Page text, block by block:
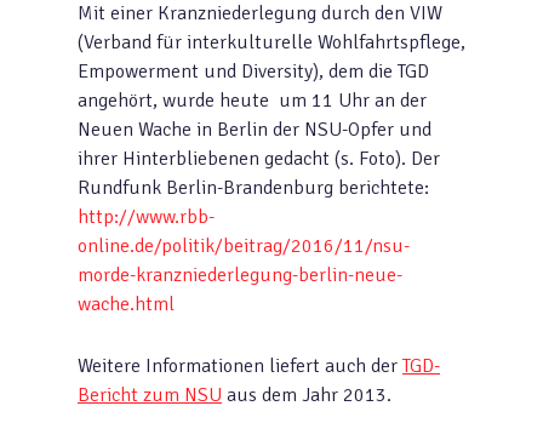
Mit einer Kranzniederlegung durch den VIW
(Verband für interkulturelle Wohlfahrtspflege,
Empowerment und Diversity), dem die TGD
angehört, wurde heute um 11 Uhr an der
Neuen Wache in Berlin der NSU-Opfer und
ihrer Hinterbliebenen gedacht (s. Foto). Der
Rundfunk Berlin-Brandenburg berichtete:
http://www.rbb-
online.de/politik/beitrag/2016/11/nsu-
morde-kranzniederlegung-berlin-neue-
wache.html
Weitere Informationen liefert auch derTGD-
Bericht zum NSU aus dem Jahr 2013.